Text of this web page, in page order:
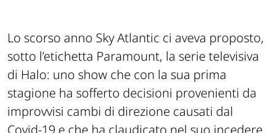
Lo scorso anno Sky Atlantic ci aveva proposto,
sotto l’etichetta Paramount, la serie televisiva
di Halo: uno show che con la sua prima
stagione ha sofferto decisioni provenienti da
improvvisi cambi di direzione causati dal